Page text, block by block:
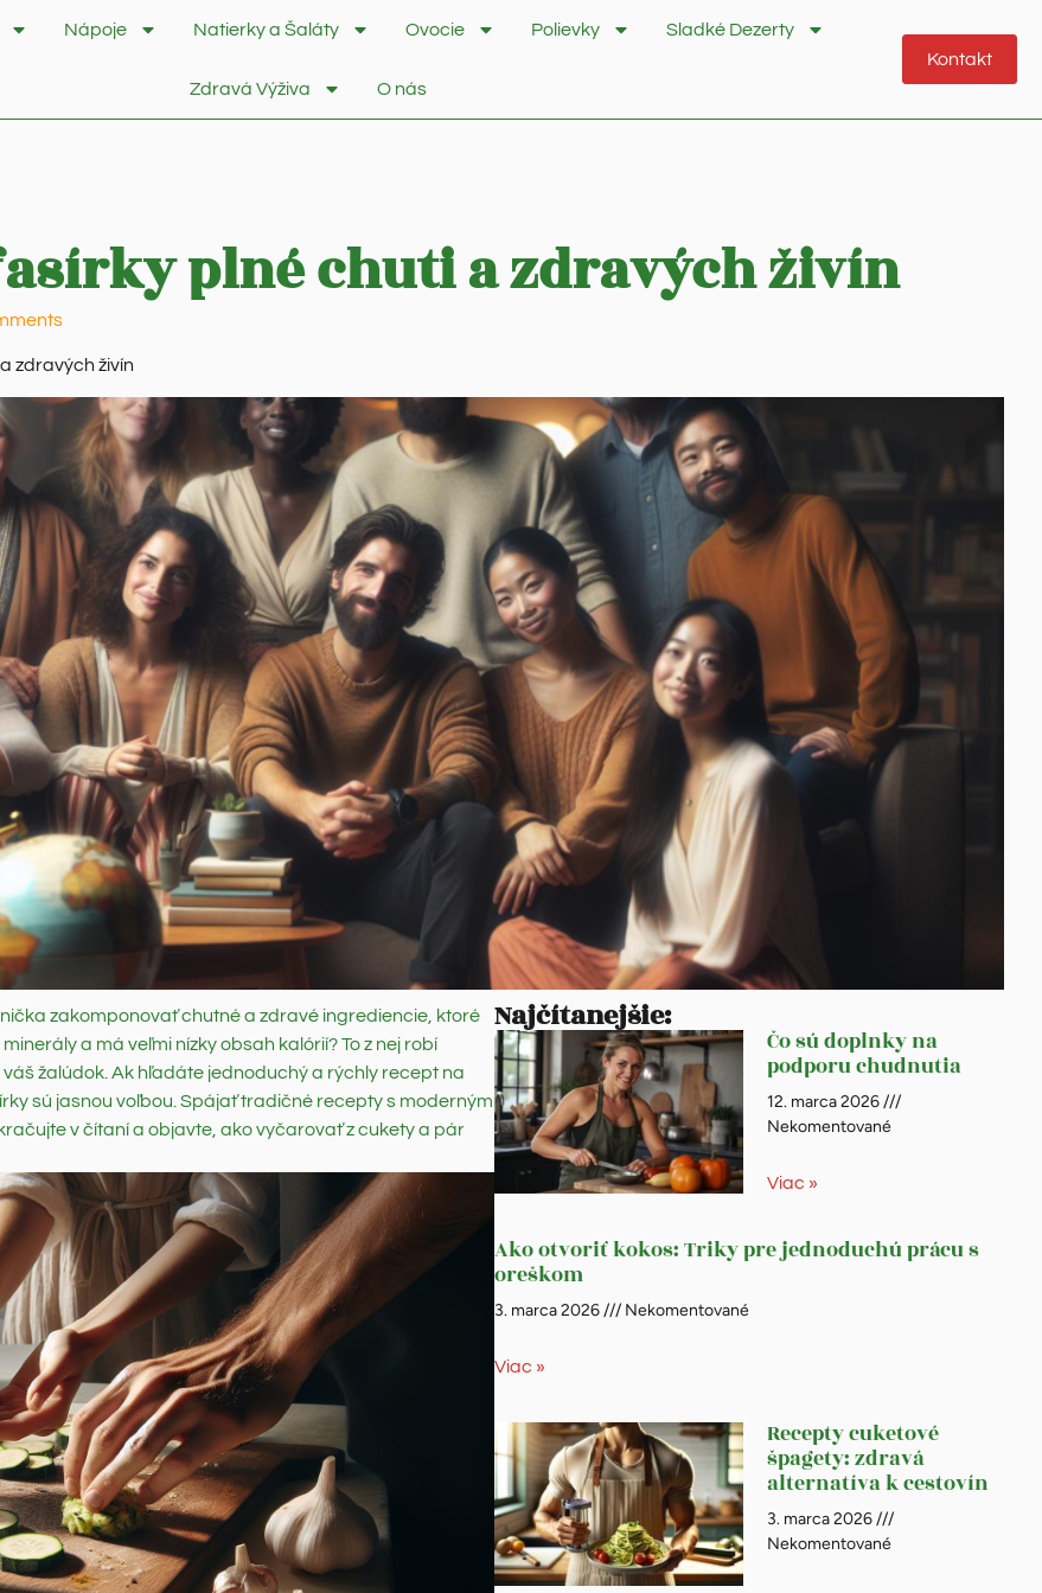
Nápoje Natierky a Šaláty Ovocie Polievky Sladké Dezerty
Zdravá Výživa O nás
Kontakt
plné chuti a zdravých živín
zdravých živín
zakomponovať chutné a zdravé ingrediencie, ktoré
a má veľmi nízky obsah kalórií? To z nej robí
žalúdok. Ak hľadáte jednoduchý a rýchly recept na
sú jasnou voľbou. Spájať tradičné recepty s moderným
v čítaní a objavte, ako vyčarovať z cukety a pár
Najčítanejšie:
Čo sú doplnky na
podporu chudnutia
12. marca 2026
Nekomentované
Viac »
Ako otvoriť kokos: Triky pre jednoduchú prácu s
oreškom
3. marca 2026 Nekomentované
Viac »
Recepty cuketové
špagety: zdravá
alternatíva k cestovín
3. marca 2026
Nekomentované